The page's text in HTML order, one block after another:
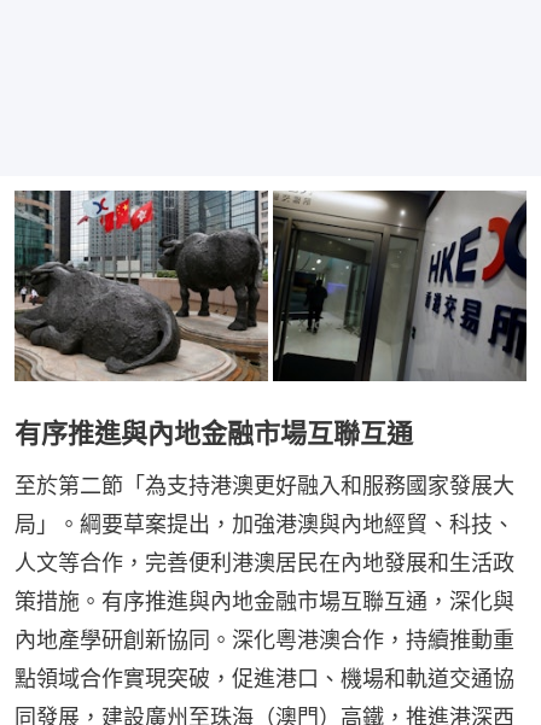
有序推進與內地金融市場互聯互通
至於第二節「為支持港澳更好融入和服務國家發展大
局」。綱要草案提出，加強港澳與內地經貿、科技、
人文等合作，完善便利港澳居民在內地發展和生活政
策措施。有序推進與內地金融市場互聯互通，深化與
內地產學研創新協同。深化粵港澳合作，持續推動重
點領域合作實現突破，促進港口、機場和軌道交通協
同發展，建設廣州至珠海（澳門）高鐵，推進港深西